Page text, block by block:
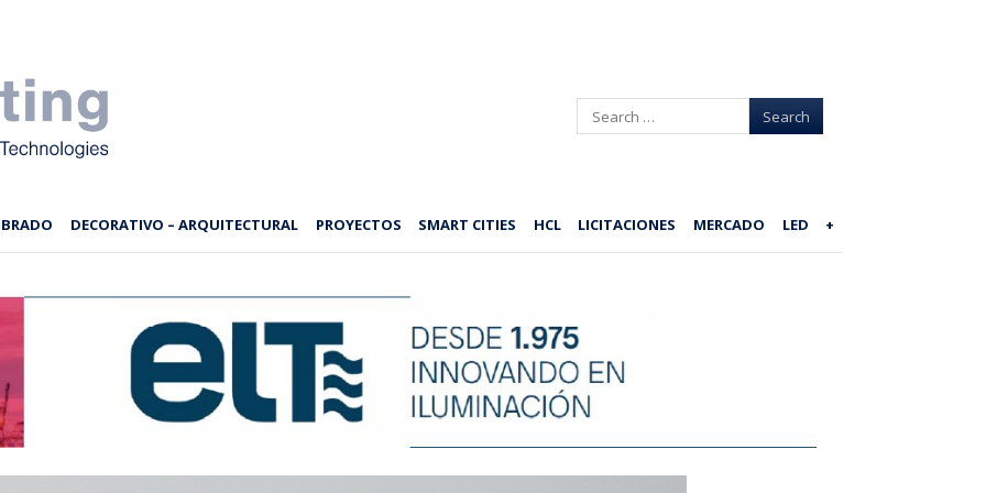
Search
DECORATIVO – ARQUITECTURAL PROYECTOS SMART CITIES HCL LICITACIONES MERCADO LED +